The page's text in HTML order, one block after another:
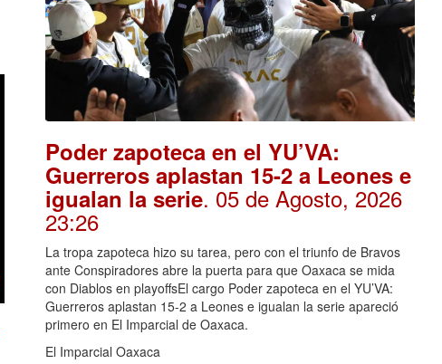
Poder zapoteca en el YU’VA:
Guerreros aplastan 15-2 a Leones e
igualan la serie. 05 de Agosto, 2026
23:26
La tropa zapoteca hizo su tarea, pero con el triunfo de Bravos
ante Conspiradores abre la puerta para que Oaxaca se mida
con Diablos en playoffsEl cargo Poder zapoteca en el YU’VA:
Guerreros aplastan 15-2 a Leones e igualan la serie apareció
primero en El Imparcial de Oaxaca.
El Imparcial Oaxaca